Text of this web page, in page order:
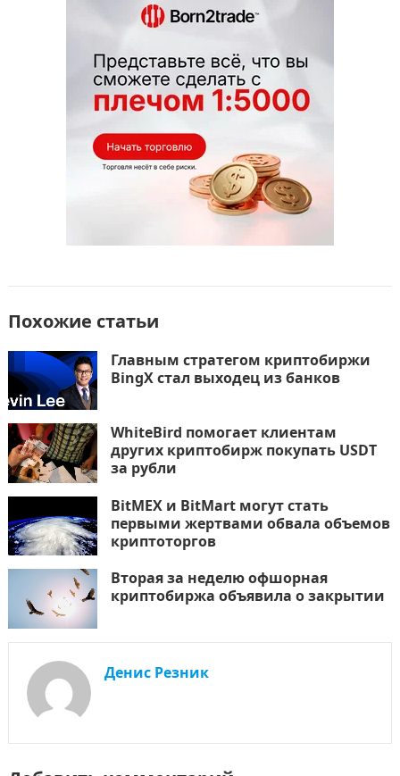
n
а
в
и
т
ь
Похожие статьи
Главным стратегом криптобиржи
BingX стал выходец из банков
WhiteBird помогает клиентам
других криптобирж покупать USDT
за рубли
BitMEX и BitMart могут стать
первыми жертвами обвала объемов
криптоторгов
Вторая за неделю офшорная
криптобиржа объявила о закрытии
Денис Резник